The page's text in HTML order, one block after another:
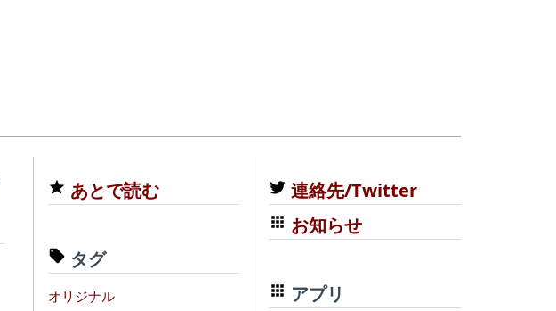
あとで読む
タグ
オリジナル
連絡先/Twitter
お知らせ
アプリ